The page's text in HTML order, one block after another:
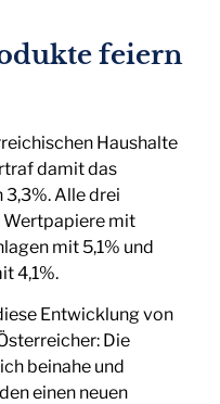
feiern
Haushalte
damit das
Alle drei
Wertpapiere mit
mit 5,1% und
4,1%.
Entwicklung von
Die
beinahe und
einen neuen